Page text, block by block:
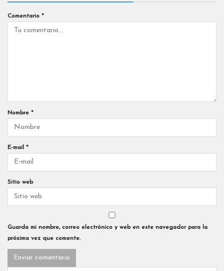
Comentario *
Nombre *
E-mail *
Sitio web
Guarda mi nombre, correo electrónico y web en este navegador para la
próxima vez que comente.